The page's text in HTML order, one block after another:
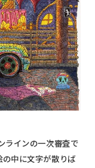
ラインの一次審査で
中に文字が散りば